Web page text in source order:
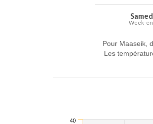
Week-
Pour Maaseik,
Les
40